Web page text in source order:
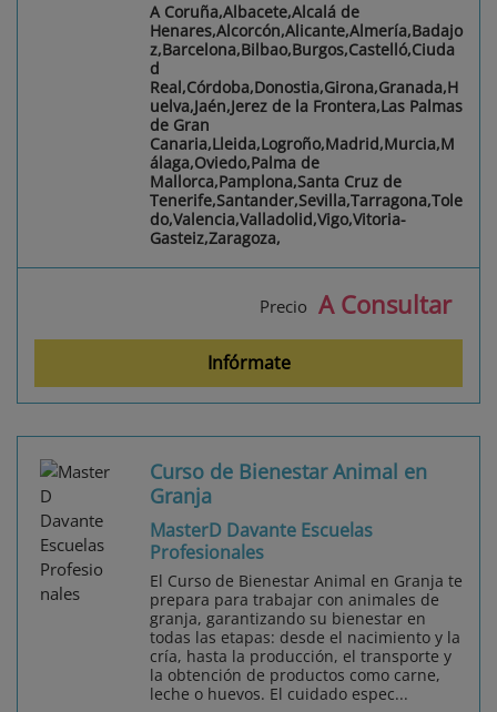
A Coruña,Albacete,Alcalá de
Henares,Alcorcón,Alicante,Almería,Badajo
z,Barcelona,Bilbao,Burgos,Castelló,Ciuda
d
Real,Córdoba,Donostia,Girona,Granada,H
uelva,Jaén,Jerez de la Frontera,Las Palmas
de Gran
Canaria,Lleida,Logroño,Madrid,Murcia,M
álaga,Oviedo,Palma de
Mallorca,Pamplona,Santa Cruz de
Tenerife,Santander,Sevilla,Tarragona,Tole
do,Valencia,Valladolid,Vigo,Vitoria-
Gasteiz,Zaragoza,
Precio A Consultar
Infórmate
Curso de Bienestar Animal en
Granja
MasterD Davante Escuelas
Profesionales
El Curso de Bienestar Animal en Granja te
prepara para trabajar con animales de
granja, garantizando su bienestar en
todas las etapas: desde el nacimiento y la
cría, hasta la producción, el transporte y
la obtención de productos como carne,
leche o huevos. El cuidado espec...